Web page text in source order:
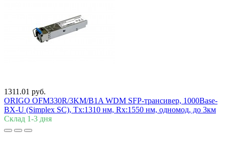
1311.01 руб.
ORIGO OFM330R/3KM/B1A WDM SFP-трансивер, 1000Base-
BX-U (Simplex SC), Tx:1310 нм, Rx:1550 нм, одномод, до 3км
Склад 1-3 дня